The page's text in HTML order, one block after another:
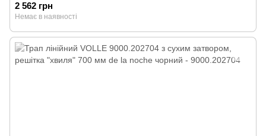
2 562 грн
Немає в наявності